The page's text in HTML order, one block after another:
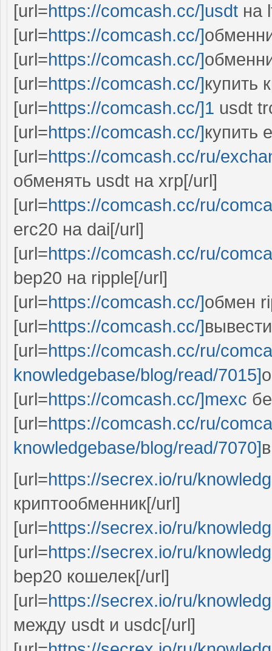
[url=https://comcash.cc/]usdt на
[url=https://comcash.cc/]
[url=https://comcash.cc/]
[url=https://comcash.cc/]купить
[url=https://comcash.cc/]1 usdt
[url=https://comcash.cc/]купить
[url=https://comcash.cc/ru/
обменять usdt на xrp[/url]
[url=https://comcash.cc/ru/
erc20 на dai[/url]
[url=https://comcash.cc/ru/
bep20 на ripple[/url]
[url=https://comcash.cc/]обмен
[url=https://comcash.cc/]
[url=https://comcash.cc/ru/
knowledgebase/blog/read/7015]
[url=https://comcash.cc/]mexc
[url=https://comcash.cc/ru/
knowledgebase/blog/read/7070]
[url=https://secrex.io/ru/
криптообменник[/url]
[url=https://secrex.io/ru/
[url=https://secrex.io/ru/
bep20 кошелек[/url]
[url=https://secrex.io/ru/
между usdt и usdc[/url]